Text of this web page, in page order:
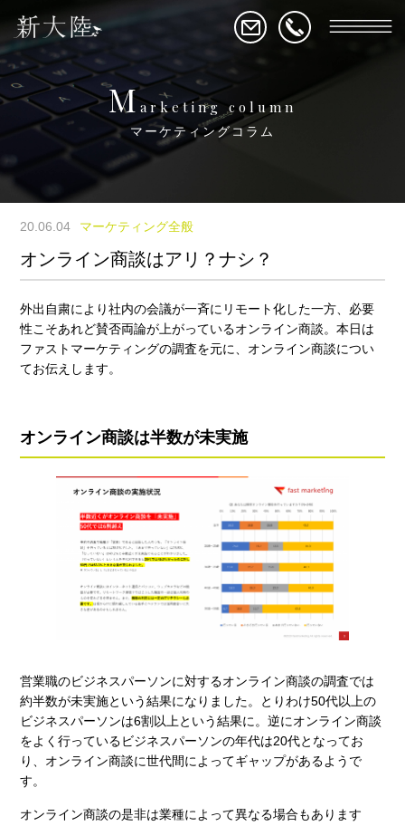
Marketing column
マーケティングコラム
20.06.04 マーケティング全般
オンライン商談はアリ？ナシ？
外出自粛により社内の会議が一斉にリモート化した一方、必要
性こそあれど賛否両論が上がっているオンライン商談。本日は
ファストマーケティングの調査を元に、オンライン商談につい
てお伝えします。
オンライン商談は半数が未実施
営業職のビジネスパーソンに対するオンライン商談の調査では
約半数が未実施という結果になりました。とりわけ50代以上の
ビジネスパーソンは6割以上という結果に。逆にオンライン商談
をよく行っているビジネスパーソンの年代は20代となってお
り、オンライン商談に世代間によってギャップがあるようで
す。
オンライン商談の是非は業種によって異なる場合もあります